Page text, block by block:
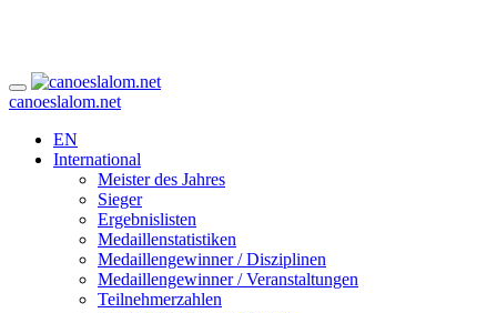
canoeslalom.net
EN
International
Meister des Jahres
Sieger
Ergebnislisten
Medaillenstatistiken
Medaillengewinner / Disziplinen
Medaillengewinner / Veranstaltungen
Teilnehmerzahlen